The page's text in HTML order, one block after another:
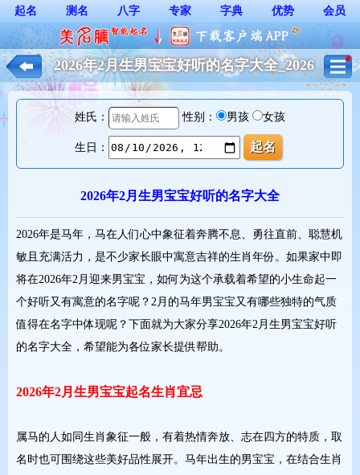
起名 测名 八字 专家 字典 优势 会员
2026年2月生男宝宝好听的名字大全_2026
年马宝宝起名大全*
姓氏： 性别： 男孩 女孩
生日：
2026年2月生男宝宝好听的名字大全
2026年是马年，马在人们心中象征着奔腾不息、勇往直前、聪慧机
敏且充满活力，是不少家长眼中寓意吉祥的生肖年份。如果家中即
将在2026年2月迎来男宝宝，如何为这个承载着希望的小生命起一
个好听又有寓意的名字呢？2月的马年男宝宝又有哪些独特的气质
值得在名字中体现呢？下面就为大家分享2026年2月生男宝宝好听
的名字大全，希望能为各位家长提供帮助。
2026年2月生男宝宝起名生肖宜忌
属马的人如同生肖象征一般，有着热情奔放、志在四方的特质，取
名时也可围绕这些美好品性展开。马年出生的男宝宝，在结合生肖